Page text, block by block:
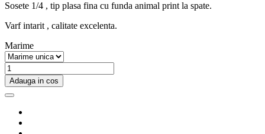
Sosete 1/4 , tip plasa fina cu funda animal print la spate.
Varf intarit , calitate excelenta.
Marime
Adauga in cos